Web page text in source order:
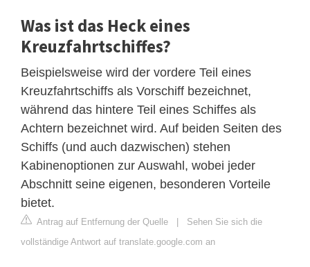
Was ist das Heck eines
Kreuzfahrtschiffes?
Beispielsweise wird der vordere Teil eines
Kreuzfahrtschiffs als Vorschiff bezeichnet,
während das hintere Teil eines Schiffes als
Achtern bezeichnet wird. Auf beiden Seiten des
Schiffs (und auch dazwischen) stehen
Kabinenoptionen zur Auswahl, wobei jeder
Abschnitt seine eigenen, besonderen Vorteile
bietet.
Antrag auf Entfernung der Quelle | Sehen Sie sich die
vollständige Antwort auf translate.google.com an